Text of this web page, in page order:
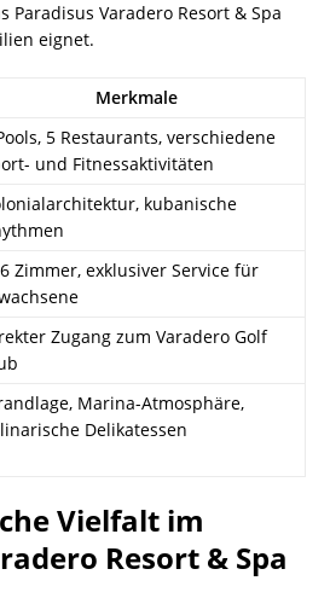
Paradisus Varadero Resort & Spa
eignet.
Merkmale
5 Restaurants, verschiedene
und Fitnessaktivitäten
kubanische
Zimmer, exklusiver Service für
Zugang zum Varadero Golf
Marina-Atmosphäre,
Delikatessen
Vielfalt im
Resort & Spa